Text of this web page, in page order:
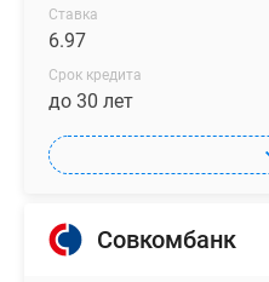
Ставка
6.97
Срок кредита
до 30 лет
Совкомбанк